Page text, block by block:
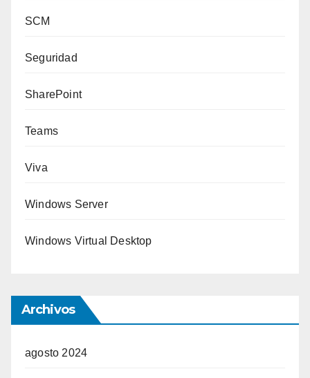
SCM
Seguridad
SharePoint
Teams
Viva
Windows Server
Windows Virtual Desktop
Archivos
agosto 2024